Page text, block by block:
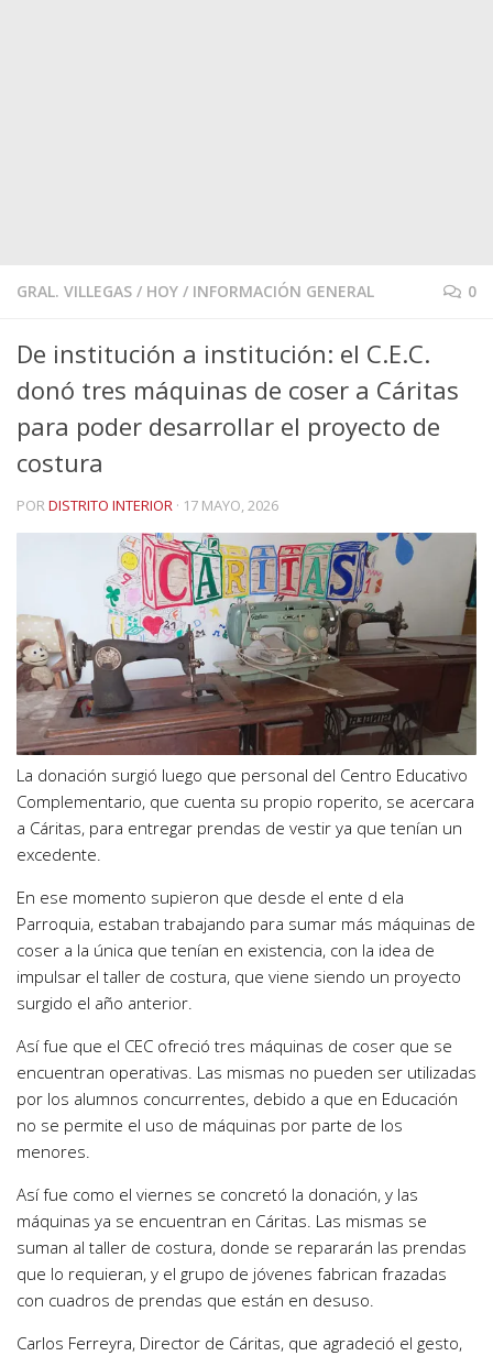
GRAL. VILLEGAS / HOY / INFORMACIÓN GENERAL 0
De institución a institución: el C.E.C.
donó tres máquinas de coser a Cáritas
para poder desarrollar el proyecto de
costura
PORDISTRITO INTERIOR · 17 MAYO, 2026
La donación surgió luego que personal del Centro Educativo
Complementario, que cuenta su propio roperito, se acercara
a Cáritas, para entregar prendas de vestir ya que tenían un
excedente.
En ese momento supieron que desde el ente d ela
Parroquia, estaban trabajando para sumar más máquinas de
coser a la única que tenían en existencia, con la idea de
impulsar el taller de costura, que viene siendo un proyecto
surgido el año anterior.
Así fue que el CEC ofreció tres máquinas de coser que se
encuentran operativas. Las mismas no pueden ser utilizadas
por los alumnos concurrentes, debido a que en Educación
no se permite el uso de máquinas por parte de los
menores.
Así fue como el viernes se concretó la donación, y las
máquinas ya se encuentran en Cáritas. Las mismas se
suman al taller de costura, donde se repararán las prendas
que lo requieran, y el grupo de jóvenes fabrican frazadas
con cuadros de prendas que están en desuso.
Carlos Ferreyra, Director de Cáritas, que agradeció el gesto,